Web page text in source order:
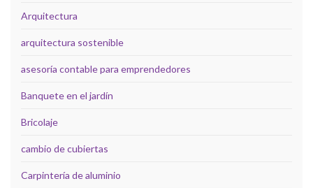
Arquitectura
arquitectura sostenible
asesoría contable para emprendedores
Banquete en el jardín
Bricolaje
cambio de cubiertas
Carpintería de aluminio